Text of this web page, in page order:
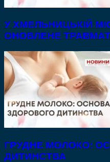
У ХМЕЛЬНИЦЬКІЙ
ОНОВЛЕНЕ
ГРУДНЕ МОЛОКО:
ДИТИНСТВА